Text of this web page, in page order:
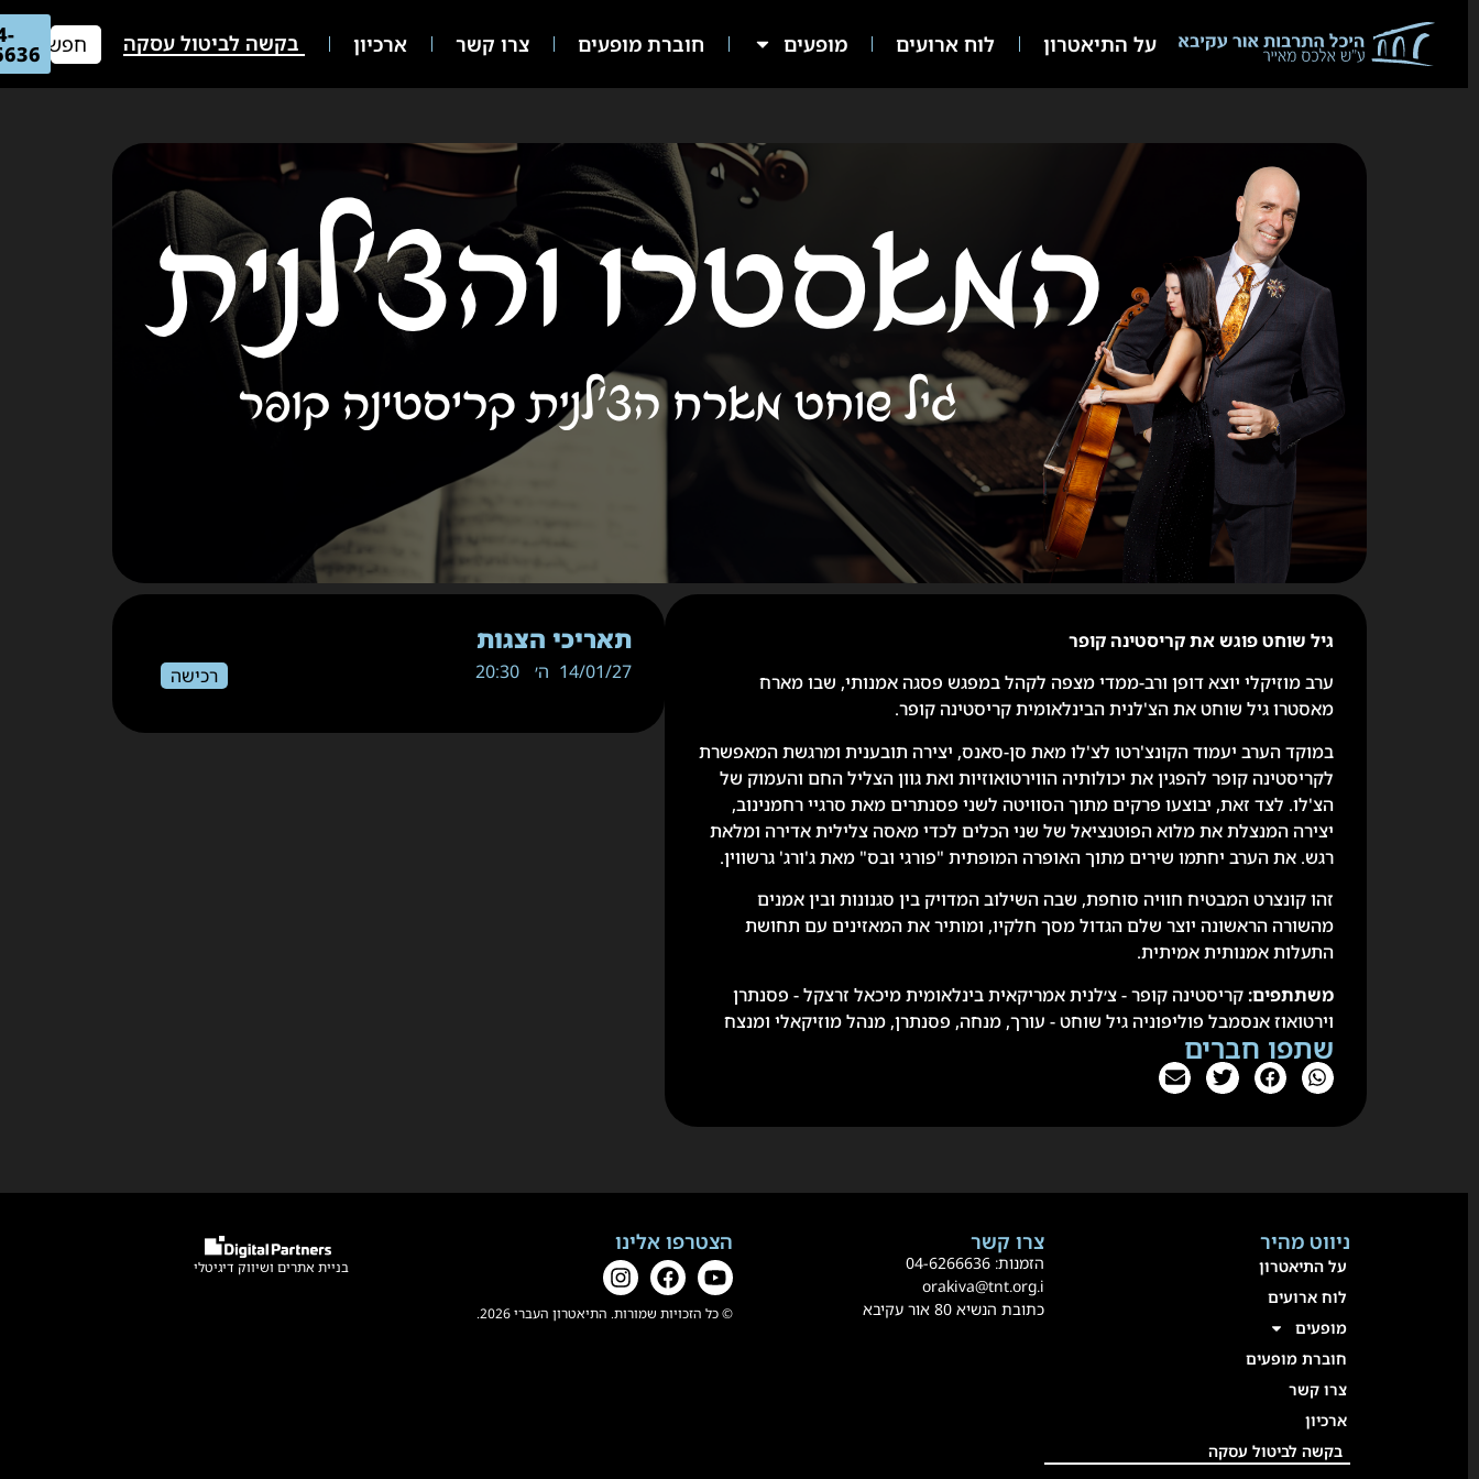
על התיאטרון לוח ארועים מופעים חוברת מופעים צרו קשר ארכיון בקשה לביטול עסקה
גיל שוחט פוגש את קריסטינה קופר
ערב מוזיקלי יוצא דופן ורב-ממדי מצפה לקהל במפגש פסגה אמנותי, שבו מארח
מאסטרו גיל שוחט את הצ'לנית הבינלאומית קריסטינה קופר.
במוקד הערב יעמוד הקונצ'רטו לצ'לו מאת סן-סאנס, יצירה תובענית ומרגשת המאפשרת
לקריסטינה קופר להפגין את יכולותיה הווירטואוזיות ואת גוון הצליל החם והעמוק של
הצ'לו. לצד זאת, יבוצעו פרקים מתוך הסוויטה לשני פסנתרים מאת סרגיי רחמנינוב,
יצירה המנצלת את מלוא הפוטנציאל של שני הכלים לכדי מאסה צלילית אדירה ומלאת
רגש. את הערב יחתמו שירים מתוך האופרה המופתית "פורגי ובס" מאת ג'ורג' גרשווין.
זהו קונצרט המבטיח חוויה סוחפת, שבה השילוב המדויק בין סגנונות ובין אמנים
מהשורה הראשונה יוצר שלם הגדול מסך חלקיו, ומותיר את המאזינים עם תחושת
התעלות אמנותית אמיתית.
משתתפים:קריסטינה קופר - צ׳לנית אמריקאית בינלאומית מיכאל זרצקל - פסנתרן
וירטואוז אנסמבל פוליפוניה גיל שוחט - עורך, מנחה, פסנתרן, מנהל מוזיקאלי ומנצח
שתפו חברים
תאריכי הצגות
14/01/27 ה׳ 20:30 רכישה
ניווט מהיר
על התיאטרון
לוח ארועים
מופעים
חוברת מופעים
צרו קשר
ארכיון
בקשה לביטול עסקה
צרו קשר
הזמנות: 04-6266636
orakiva@tnt.org.i
כתובת הנשיא 80 אור עקיבא
הצטרפו אלינו
© כל הזכויות שמורות. התיאטרון העברי 2026.
בניית אתריםושיווק דיגיטלי